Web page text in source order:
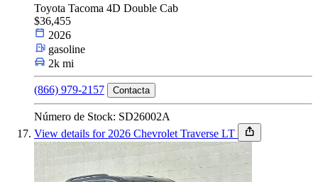
Toyota Tacoma 4D Double Cab
$36,455
2026
gasoline
2k mi
(866) 979-2157 Contacta
Número de Stock: SD26002A
View details for 2026 Chevrolet Traverse LT